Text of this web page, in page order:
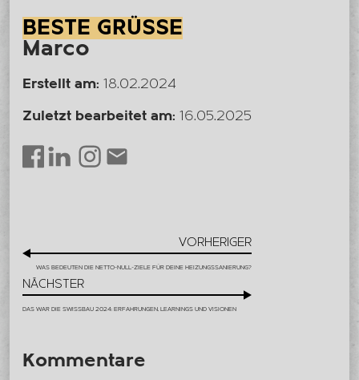
BESTE GRÜSSE
Marco
Erstellt am: 18.02.2024
Zuletzt bearbeitet am: 16.05.2025
Facebook
LinkedInInstagramEnvelope
VORHERIGER
WAS BEDEUTEN DIE NETTO-NULL-ZIELE FÜR DEINE HEIZUNGSSANIERUNG?
NÄCHSTER
DAS WAR DIE SWISSBAU 2024: ERFAHRUNGEN, LEARNINGS UND VISIONEN
Kommentare